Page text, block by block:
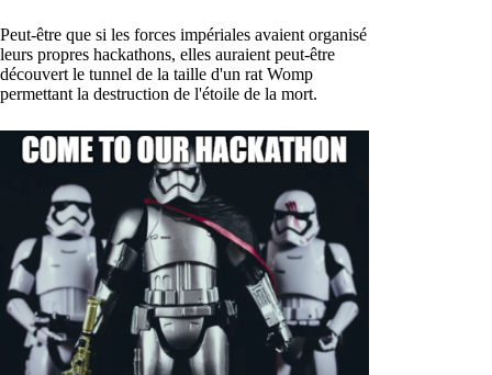
Peut-être que si les forces impériales avaient organisé
leurs propres hackathons, elles auraient peut-être
découvert le tunnel de la taille d'un rat Womp
permettant la destruction de l'étoile de la mort.